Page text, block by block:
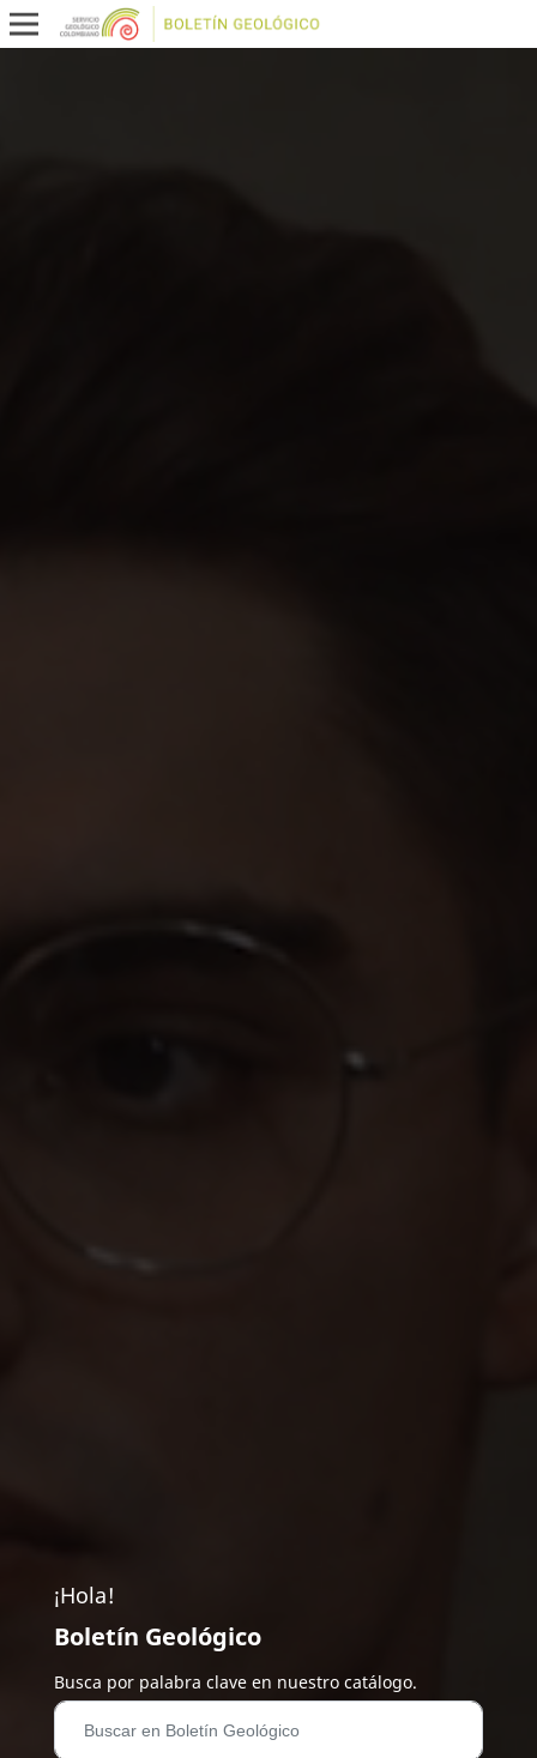
¡Hola!
Boletín Geológico
Busca por palabra clave en nuestro catálogo.